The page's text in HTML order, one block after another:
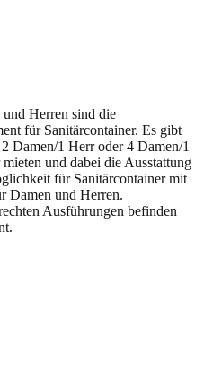
Herren sind die
für Sanitärcontainer. Es gibt
Damen/1 Herr oder 4 Damen/1
und dabei die Ausstattung
für Sanitärcontainer mit
Damen und Herren.
Ausführungen befinden